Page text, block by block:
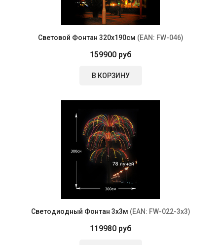
Световой Фонтан 320х190см (EAN: FW-046)
159900 руб
В КОРЗИНУ
Светодиодный Фонтан 3х3м (EAN: FW-022-3х3)
119980 руб